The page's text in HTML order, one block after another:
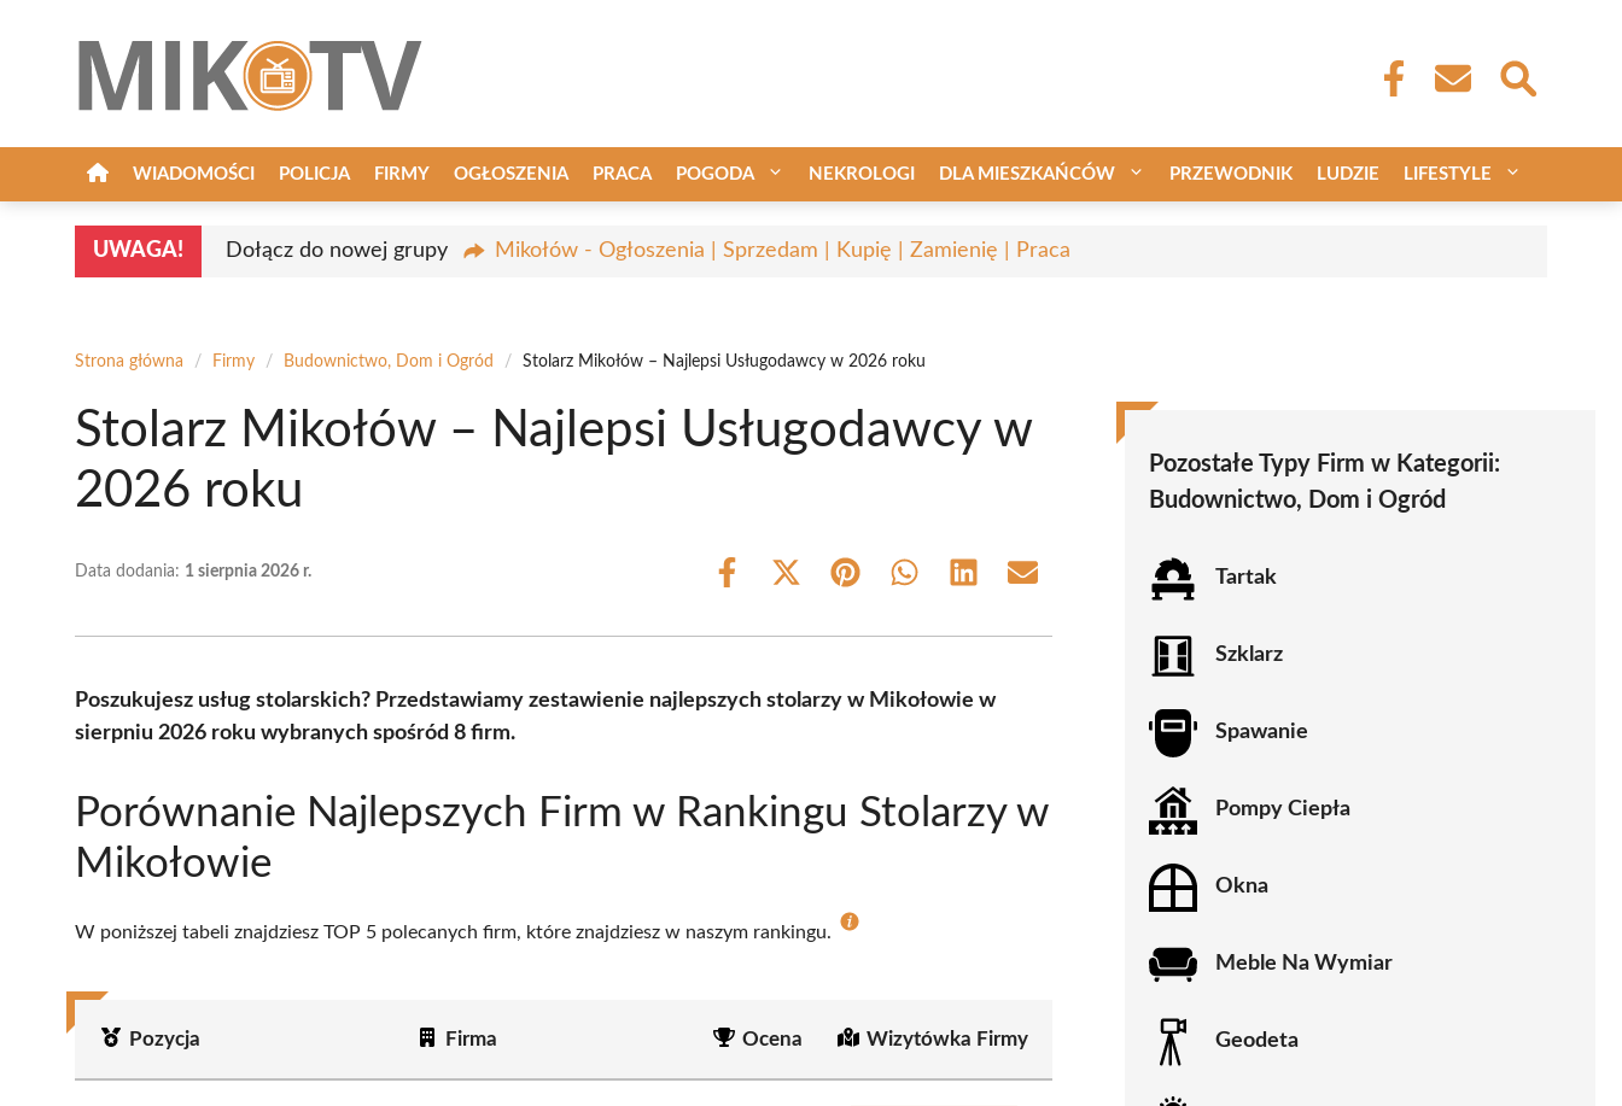
WIADOMOŚCI POLICJA FIRMY OGŁOSZENIA PRACA POGODA NEKROLOGI DLA MIESZKAŃCÓW PRZEWODNIK LUDZIE LIFESTYLE
UWAGA! Dołącz do nowej grupy Mikołów - Ogłoszenia | Sprzedam | Kupię | Zamienię | Praca
Strona główna / Firmy / Budownictwo, Dom i Ogród / Stolarz Mikołów – Najlepsi Usługodawcy w 2026 roku
Stolarz Mikołów – Najlepsi Usługodawcy w
2026 roku
Data dodania: 1 sierpnia 2026 r.
Share
Share
(Twitter)
Share Share Share Share
Poszukujesz usług stolarskich? Przedstawiamy zestawienie najlepszych stolarzy w Mikołowie w
sierpniu 2026 roku wybranych spośród 8 firm.
Porównanie Najlepszych Firm w Rankingu Stolarzy w
Mikołowie
W poniższej tabeli znajdziesz TOP 5 polecanych firm, które znajdziesz w naszym rankingu.
Pozycja Firma Ocena Wizytówka Firmy
Pozostałe Typy Firm w Kategorii:
Budownictwo, Dom i Ogród
Tartak
Szklarz
Spawanie
Pompy Ciepła
Okna
Meble Na Wymiar
Geodeta